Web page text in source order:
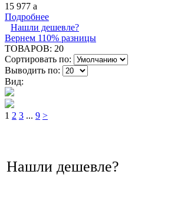
15 977 a
Подробнее
Нашли дешевле?
Вернем 110% разницы
ТОВАРОВ: 20
Сортировать по:
Выводить по:
Вид:
1 2 3 ... 9 >
Нашли дешевле?